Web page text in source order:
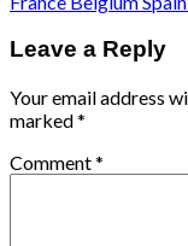
Leave a Reply
Your email address
marked*
Comment*